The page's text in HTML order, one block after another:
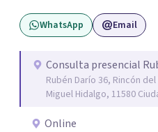
mejor. Nadie puede entender al otro si no se ha puesto en
contacto consigo mismo. Me gustaría acompañarte en
motivo la vida te esta
para acompañarte y buscar
estas sufriendo puedo
a través del trabajo
WhatsApp Email
Consulta presencial
Rubén Darío 36, Rincón
Miguel Hidalgo, 11580
Online